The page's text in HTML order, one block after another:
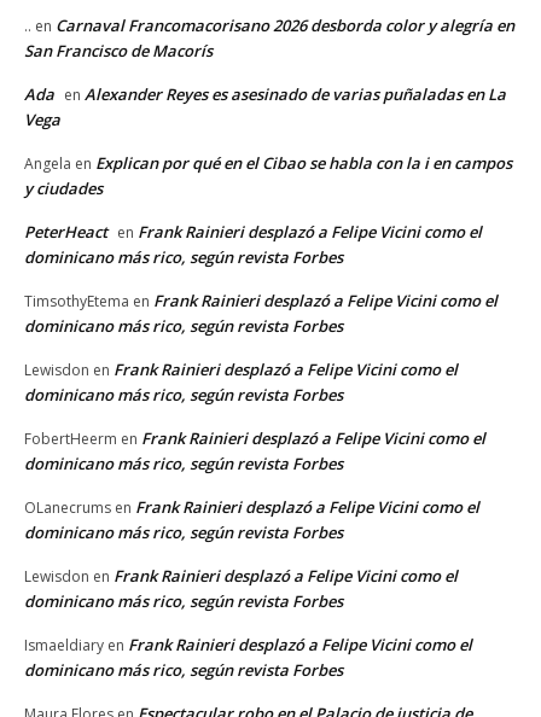
.. en Carnaval Francomacorisano 2026 desborda color y alegría en
San Francisco de Macorís
Ada en Alexander Reyes es asesinado de varias puñaladas en La
Vega
Angela en Explican por qué en el Cibao se habla con la i en campos
y ciudades
PeterHeact en Frank Rainieri desplazó a Felipe Vicini como el
dominicano más rico, según revista Forbes
TimsothyEtema en Frank Rainieri desplazó a Felipe Vicini como el
dominicano más rico, según revista Forbes
Lewisdon en Frank Rainieri desplazó a Felipe Vicini como el
dominicano más rico, según revista Forbes
FobertHeerm en Frank Rainieri desplazó a Felipe Vicini como el
dominicano más rico, según revista Forbes
OLanecrums en Frank Rainieri desplazó a Felipe Vicini como el
dominicano más rico, según revista Forbes
Lewisdon en Frank Rainieri desplazó a Felipe Vicini como el
dominicano más rico, según revista Forbes
Ismaeldiary en Frank Rainieri desplazó a Felipe Vicini como el
dominicano más rico, según revista Forbes